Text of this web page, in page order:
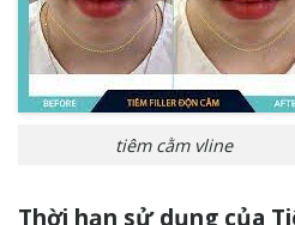
tiêm cằm vline
Thời hạn sử dụng của